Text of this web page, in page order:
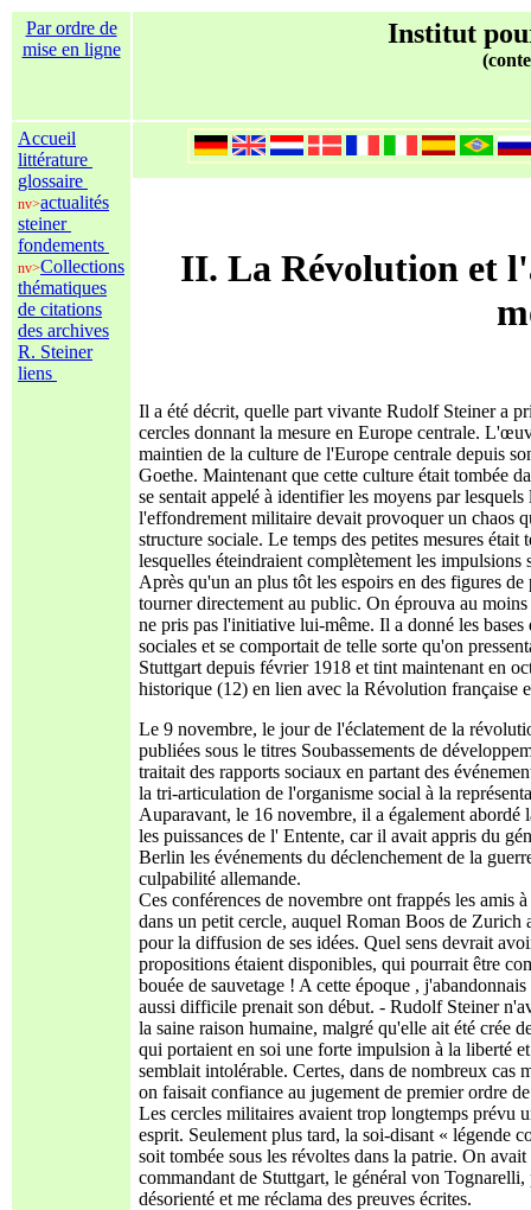
Par ordre de
mise en ligne
Institut
Accueil
littérature
glossaire
nv>actualités
steiner
fondements
nv>Collections
thématiques
de citations
des archives
R. Steiner
liens
II. La Révolution et
Il a été décrit, quelle part vivante Rudolf Steiner a
cercles donnant la mesure en Europe centrale.
maintien de la culture de l'Europe centrale depuis
Goethe. Maintenant que cette culture était tombée
se sentait appelé à identifier les moyens par
l'effondrement militaire devait provoquer un chaos
structure sociale. Le temps des petites mesures
lesquelles éteindraient complètement les
Après qu'un an plus tôt les espoirs en des figures
tourner directement au public. On éprouva au
ne pris pas l'initiative lui-même. Il a donné les
sociales et se comportait de telle sorte qu'on
Stuttgart depuis février 1918 et tint maintenant en
historique (12) en lien avec la Révolution française
Le 9 novembre, le jour de l'éclatement de la
publiées sous le titres Soubassements de
traitait des rapports sociaux en partant des
la tri-articulation de l'organisme social à la
Auparavant, le 16 novembre, il a également
les puissances de l' Entente, car il avait appris du
Berlin les événements du déclenchement de la
culpabilité allemande.
Ces conférences de novembre ont frappés les amis
dans un petit cercle, auquel Roman Boos de Zurich
pour la diffusion de ses idées. Quel sens devrait
propositions étaient disponibles, qui pourrait être
bouée de sauvetage ! A cette époque ,
aussi difficile prenait son début. - Rudolf Steiner
la saine raison humaine, malgré qu'elle ait été crée
qui portaient en soi une forte impulsion à la liberté
semblait intolérable. Certes, dans de nombreux cas
on faisait confiance au jugement de premier ordre
Les cercles militaires avaient trop longtemps prévu
esprit. Seulement plus tard, la soi-disant « légende
soit tombée sous les révoltes dans la patrie. On
commandant de Stuttgart, le général von
désorienté et me réclama des preuves écrites.